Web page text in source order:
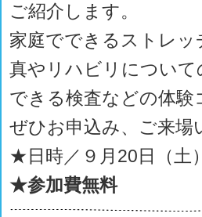
ご紹介します。
家庭でできるストレッ
真やリハビリについ
できる検査などの体
ぜひお申込み、ご来
★日時／９月20日（土
★参加費無料